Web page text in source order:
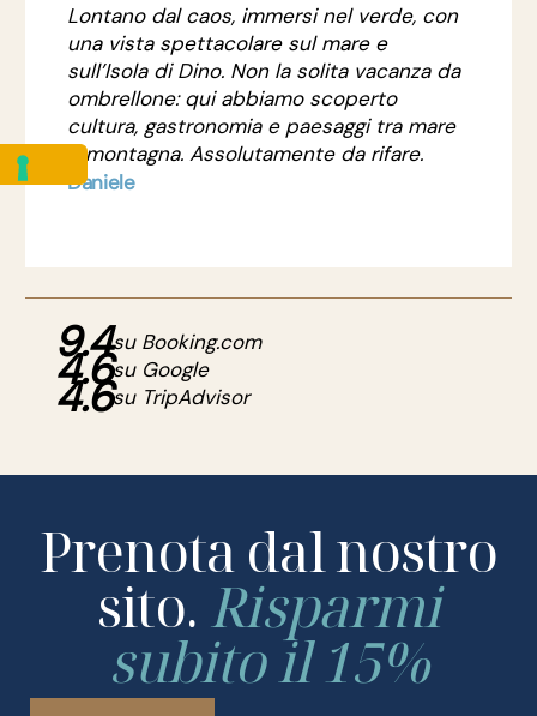
Lontano dal caos, immersi nel verde, con
una vista spettacolare sul mare e
sull’Isola di Dino. Non la solita vacanza da
ombrellone: qui abbiamo scoperto
cultura, gastronomia e paesaggi tra mare
e montagna. Assolutamente da rifare.
Daniele
9.4su Booking.com
4.6su Google
4.6su TripAdvisor
Prenota dal nostro
sito. Risparmi
subito il 15%